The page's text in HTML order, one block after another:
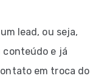
lead, ou seja,
conteúdo e já
em troca do